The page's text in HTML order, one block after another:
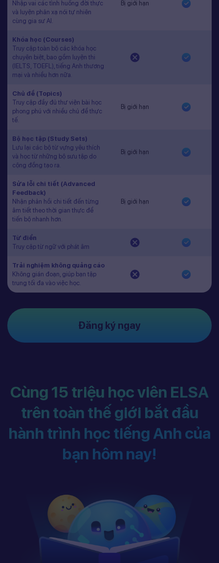
Nhập vai các tình huống đời thực
và luyện phản xạ nói tự nhiên
cùng gia sư AI.
Bị giới hạn
Khóa học (Courses)
Truy cập toàn bộ các khóa học
chuyên biệt, bao gồm luyện thi
(IELTS, TOEFL), tiếng Anh thương
mại và nhiều hơn nữa.
Chủ đề (Topics)
Truy cập đầy đủ thư viện bài học
phong phú với nhiều chủ đề thực
tế.
Bị giới hạn
Bộ học tập (Study Sets)
Lưu lại các bộ từ vựng yêu thích
và học từ những bộ sưu tập do
cộng đồng tạo ra.
Bị giới hạn
Sửa lỗi chi tiết (Advanced
Feedback)
Nhận phản hồi chi tiết đến từng
âm tiết theo thời gian thực để
tiến bộ nhanh hơn.
Bị giới hạn
Từ điển
Truy cập từ ngữ với phát âm
Trải nghiệm không quảng cáo
Không gián đoạn, giúp bạn tập
trung tối đa vào việc học.
Đăng ký ngay
Cùng 15 triệu học viên ELSA
trên toàn thế giới bắt đầu
hành trình học tiếng Anh của
bạn hôm nay!